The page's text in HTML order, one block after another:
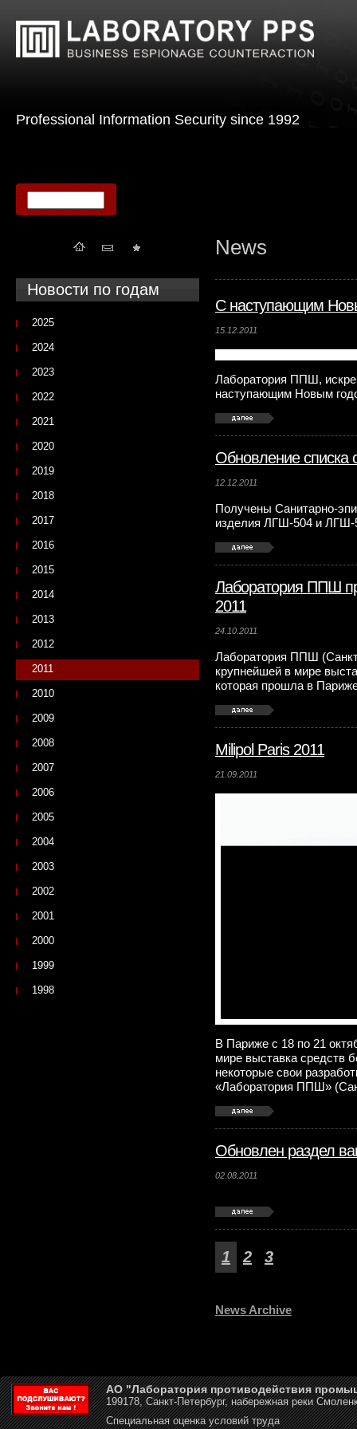
Professional Information Security since 1992
News
C наступающим
15.12.2011
Лаборатория ППШ,
наступающим Новым
Обновление списка
12.12.2011
Получены Санитарно-
изделия ЛГШ-504 и ЛГШ-
Лаборатория ППШ
2011
24.10.2011
Лаборатория ППШ
крупнейшей в мире
которая прошла в
Milipol Paris 2011
21.09.2011
В Париже с 18 по 21
мире выставка средств
некоторые свои
«Лаборатория ППШ»
Обновлен раздел
02.08.2011
1 2 3
News Archive
Новости по годам
2025
2024
2023
2022
2021
2020
2019
2018
2017
2016
2015
2014
2013
2012
2011
2010
2009
2008
2007
2006
2005
2004
2003
2002
2001
2000
1999
1998
АО "Лаборатория противодействия
199178, Санкт-Петербург, набережная реки
Специальная оценка условий труда